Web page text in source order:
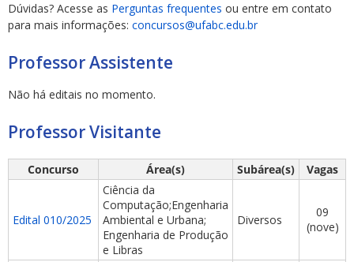
Dúvidas? Acesse as Perguntas frequentes ou entre em contato
para mais informações: concursos@ufabc.edu.br
Professor Assistente
Não há editais no momento.
Professor Visitante
Concurso Área(s) Subárea(s) Vagas
Edital 010/2025
Ciência da
Computação;Engenharia
Ambiental e Urbana;
Engenharia de Produção
e Libras
Diversos
09
(nove)